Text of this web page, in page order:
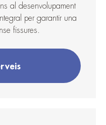
al desenvolupament
per garantir una
fissures.